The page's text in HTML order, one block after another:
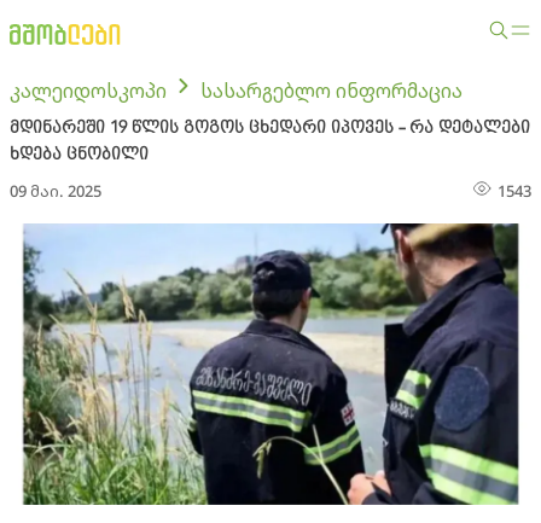
კალეიდოსკოპი სასარგებლო ინფორმაცია
მდინარეში 19 წლის გოგოს ცხედარი იპოვეს - რა დეტალები
ხდება ცნობილი
09 მაი. 2025 1543